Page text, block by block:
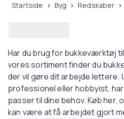
Startside Byg Redskaber
Har du brug for bukkeværktøj
vores sortiment finder du
der vil gøre dit arbejde lettere.
professionel eller hobbyist,
passer til dine behov. Køb her,
kan være at få arbejdet gjort